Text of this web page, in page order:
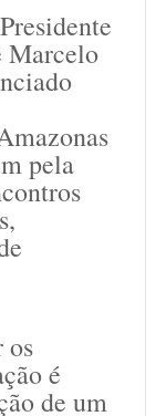
Marcelo
pela
os
é
de um